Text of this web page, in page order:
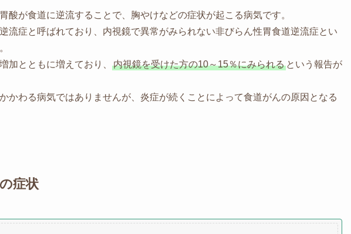
酸が食道に逆流することで、胸やけなどの症状が起こる病気です。
流症と呼ばれており、内視鏡で異常がみられない非びらん性胃食道逆流症とい
加とともに増えており、
内視鏡を受けた方の10～15％にみられる という報告が
かわる病気ではありませんが、炎症が続くことによって食道がんの原因となる
症状